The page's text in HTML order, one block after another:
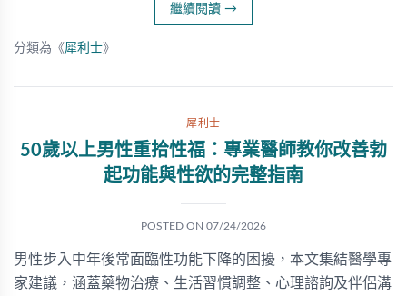
繼續閱讀 →
分類為《犀利士》
犀利士
50歲以上男性重拾性福：專業醫師教你改善勃
起功能與性欲的完整指南
POSTED ON 07/24/2026
男性步入中年後常面臨性功能下降的困擾，本文集結醫學專
家建議，涵蓋藥物治療、生活習慣調整、心理諮詢及伴侶溝